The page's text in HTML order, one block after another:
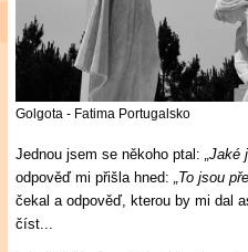
Golgota - Fatima Portugalsko
Jednou jsem se někoho ptal:„Jaké
odpověď mi přišla hned:„To jsou
čekal a odpověď, kterou by mi dal
číst...